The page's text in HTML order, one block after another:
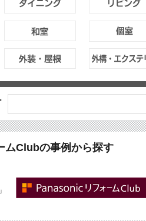
ムClubの事例から探す